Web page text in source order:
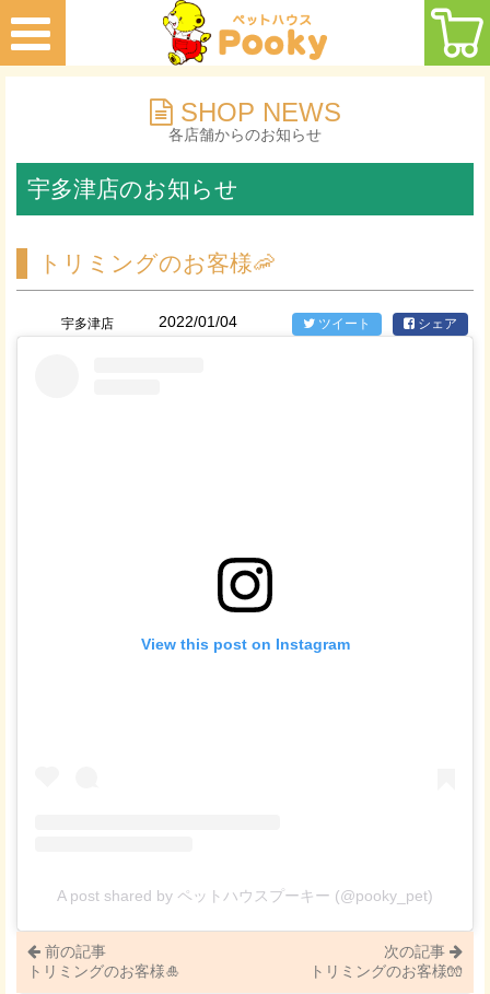
SHOP NEWS
各店舗からのお知らせ
宇多津店のお知らせ
トリミングのお客様🦐
宇多津店 2022/01/04 ツイート シェア
View this post on Instagram
A post shared by ペットハウスプーキー (@pooky_pet)
前の記事
トリミングのお客様🎍
次の記事
トリミングのお客様🧤